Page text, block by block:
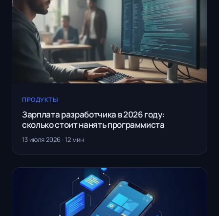
ПРОДУКТЫ
Зарплата разработчика в 2026 году:
сколько стоит нанять программиста
13 июля 2026 · 12 мин